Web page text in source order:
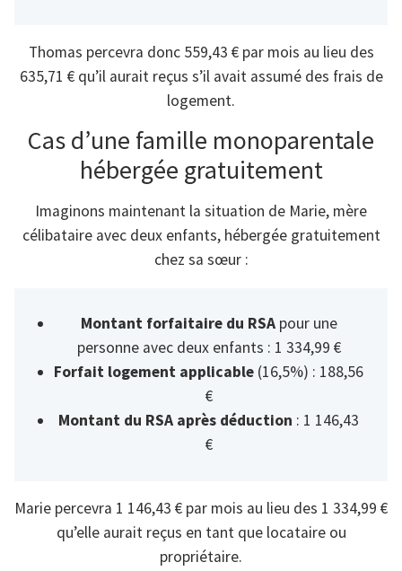
Thomas percevra donc 559,43 € par mois au lieu des
635,71 € qu’il aurait reçus s’il avait assumé des frais de
logement.
Cas d’une famille monoparentale
hébergée gratuitement
Imaginons maintenant la situation de Marie, mère
célibataire avec deux enfants, hébergée gratuitement
chez sa sœur :
Montant forfaitaire du RSApour une
personne avec deux enfants : 1 334,99 €
Forfait logement applicable (16,5%) : 188,56
€
Montant du RSA après déduction : 1 146,43
€
Marie percevra 1 146,43 € par mois au lieu des 1 334,99 €
qu’elle aurait reçus en tant que locataire ou
propriétaire.